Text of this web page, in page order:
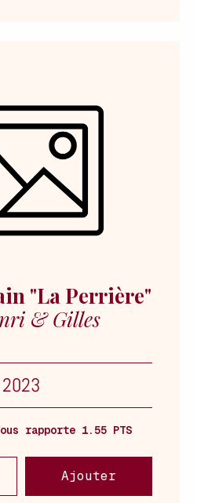
"La Perrière"
& Gilles
2023
rapporte 1.55 PTS
Ajouter